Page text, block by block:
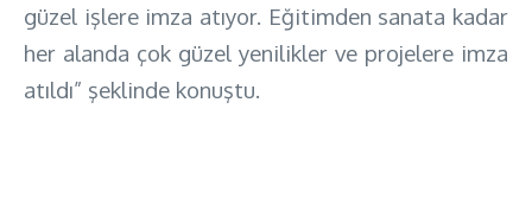
güzel işlere imza atıyor. Eğitimden sanata kadar
her alanda çok güzel yenilikler ve projelere imza
atıldı” şeklinde konuştu.